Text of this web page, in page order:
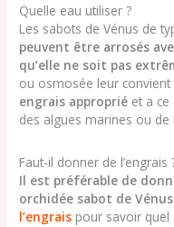
Quelle eau utiliser ?
Les sabots de Vénus de
peuvent être arrosés
qu’elle ne soit pas
ou osmosée leur convient
engrais approprié et a
des algues marines ou de
Faut-il donner de l’engrais
Il est préférable de
orchidée sabot de Vénus
l’engrais pour savoir quel